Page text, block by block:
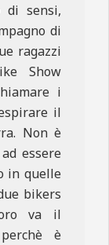
di sensi,
di
ragazzi
Show
i
il
Non è
essere
in quelle
bikers
va il
è